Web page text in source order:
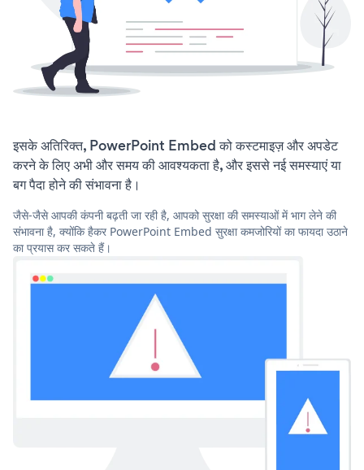
इसके अतिरिक्त, PowerPoint Embed को कस्टमाइज़ और अपडेट
करने के लिए अभी और समय की आवश्यकता है, और इससे नई समस्याएं या
बग पैदा होने की संभावना है।
जैसे-जैसे आपकी कंपनी बढ़ती जा रही है, आपको सुरक्षा की समस्याओं में भाग लेने की
संभावना है, क्योंकि हैकर PowerPoint Embed सुरक्षा कमजोरियों का फायदा उठाने
का प्रयास कर सकते हैं।